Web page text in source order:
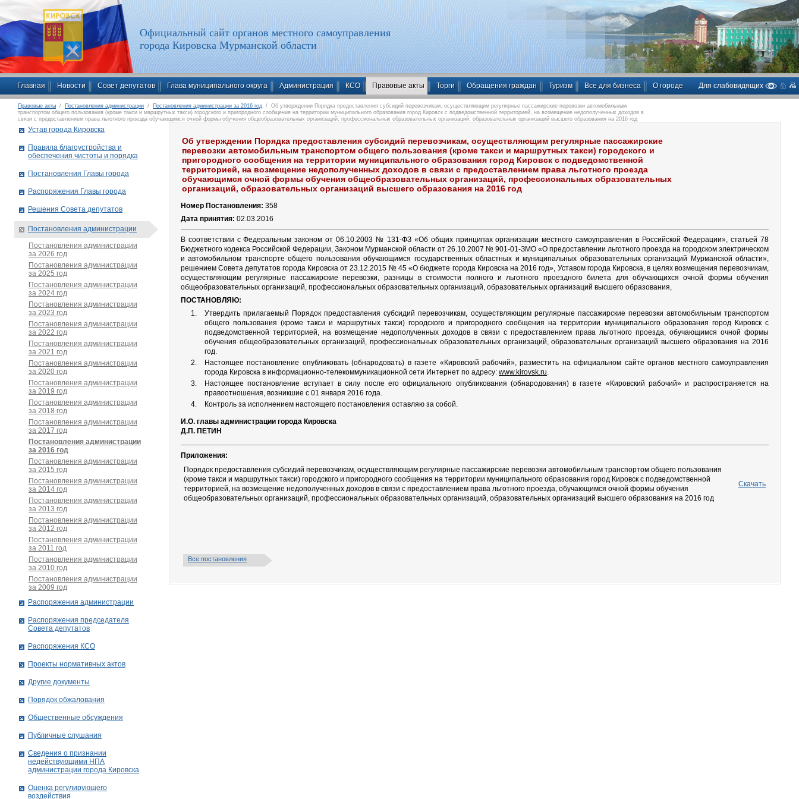
Официальный сайт органов местного самоуправления
города Кировска Мурманской области
Главная Новости Совет депутатов Глава муниципального округа Администрация КСО Правовые акты Торги Обращения граждан Туризм Все для бизнеса О городе Для слабовидящих
Правовые акты / Постановления администрации / Постановления администрации за 2016 год / Об утверждении Порядка предоставления субсидий перевозчикам, осуществляющим регулярные пассажирские перевозки автомобильным
транспортом общего пользования (кроме такси и маршрутных такси) городского и пригородного сообщения на территории муниципального образования город Кировск с подведомственной территорией, на возмещение недополученных доходов в
связи с предоставлением права льготного проезда обучающимся очной формы обучения общеобразовательных организаций, профессиональных образовательных организаций, образовательных организаций высшего образования на 2016 год
Об утверждении Порядка предоставления субсидий перевозчикам, осуществляющим регулярные пассажирские
перевозки автомобильным транспортом общего пользования (кроме такси и маршрутных такси) городского и
пригородного сообщения на территории муниципального образования город Кировск с подведомственной
территорией, на возмещение недополученных доходов в связи с предоставлением права льготного проезда
обучающимся очной формы обучения общеобразовательных организаций, профессиональных образовательных
организаций, образовательных организаций высшего образования на 2016 год
Номер Постановления: 358
Дата принятия: 02.03.2016
В соответствии с Федеральным законом от 06.10.2003 № 131-ФЗ «Об общих принципах организации местного самоуправления в Российской Федерации», статьей 78
Бюджетного кодекса Российской Федерации, Законом Мурманской области от 26.10.2007 № 901-01-ЗМО «О предоставлении льготного проезда на городском электрическом
и автомобильном транспорте общего пользования обучающимся государственных областных и муниципальных образовательных организаций Мурманской области»,
решением Совета депутатов города Кировска от 23.12.2015 № 45 «О бюджете города Кировска на 2016 год», Уставом города Кировска, в целях возмещения перевозчикам,
осуществляющим регулярные пассажирские перевозки, разницы в стоимости полного и льготного проездного билета для обучающихся очной формы обучения
общеобразовательных организаций, профессиональных образовательных организаций, образовательных организаций высшего образования,
ПОСТАНОВЛЯЮ:
Утвердить прилагаемый Порядок предоставления субсидий перевозчикам, осуществляющим регулярные пассажирские перевозки автомобильным транспортом
общего пользования (кроме такси и маршрутных такси) городского и пригородного сообщения на территории муниципального образования город Кировск с
подведомственной территорией, на возмещение недополученных доходов в связи с предоставлением права льготного проезда, обучающимся очной формы
обучения общеобразовательных организаций, профессиональных образовательных организаций, образовательных организаций высшего образования на 2016
год.
Настоящее постановление опубликовать (обнародовать) в газете «Кировский рабочий», разместить на официальном сайте органов местного самоуправления
города Кировска в информационно-телекоммуникационной сети Интернет по адресу: www.kirovsk.ru.
Настоящее постановление вступает в силу после его официального опубликования (обнародования) в газете «Кировский рабочий» и распространяется на
правоотношения, возникшие с 01 января 2016 года.
Контроль за исполнением настоящего постановления оставляю за собой.
И.О. главы администрации города Кировска
Д.П. ПЕТИН
Приложения:
Порядок предоставления субсидий перевозчикам, осуществляющим регулярные пассажирские перевозки автомобильным транспортом общего пользования
(кроме такси и маршрутных такси) городского и пригородного сообщения на территории муниципального образования город Кировск с подведомственной
территорией, на возмещение недополученных доходов в связи с предоставлением права льготного проезда, обучающимся очной формы обучения
общеобразовательных организаций, профессиональных образовательных организаций, образовательных организаций высшего образования на 2016 год
Скачать
Все постановления
Устав города Кировска
Правила благоустройства и
обеспечения чистоты и порядка
Постановления Главы города
Распоряжения Главы города
Решения Совета депутатов
Постановления администрации
Постановления администрации
за 2026 год
Постановления администрации
за 2025 год
Постановления администрации
за 2024 год
Постановления администрации
за 2023 год
Постановления администрации
за 2022 год
Постановления администрации
за 2021 год
Постановления администрации
за 2020 год
Постановления администрации
за 2019 год
Постановления администрации
за 2018 год
Постановления администрации
за 2017 год
Постановления администрации
за 2016 год
Постановления администрации
за 2015 год
Постановления администрации
за 2014 год
Постановления администрации
за 2013 год
Постановления администрации
за 2012 год
Постановления администрации
за 2011 год
Постановления администрации
за 2010 год
Постановления администрации
за 2009 год
Распоряжения администрации
Распоряжения председателя
Совета депутатов
Распоряжения КСО
Проекты нормативных актов
Другие документы
Порядок обжалования
Общественные обсуждения
Публичные слушания
Сведения о признании
недействующими НПА
администрации города Кировскa
Оценка регулирующего
воздействия